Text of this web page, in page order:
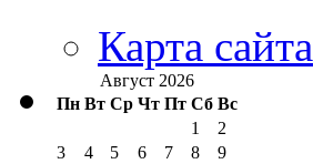
Карта сайта
Август 2026
Пн Вт Ср Чт Пт Сб Вс
1
2
3
4 5 6 7 8
9